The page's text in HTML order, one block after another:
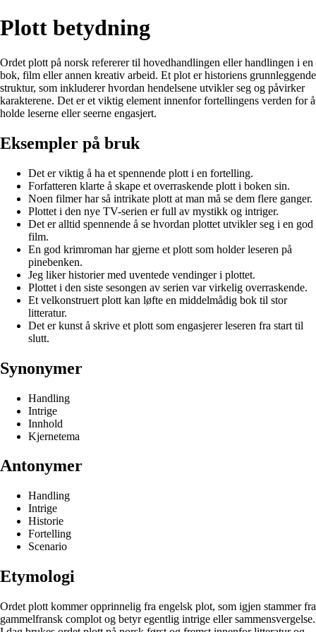
Plott betydning
Ordet plott på norsk refererer til hovedhandlingen eller handlingen i en
bok, film eller annen kreativ arbeid. Et plot er historiens grunnleggende
struktur, som inkluderer hvordan hendelsene utvikler seg og påvirker
karakterene. Det er et viktig element innenfor fortellingens verden for å
holde leserne eller seerne engasjert.
Eksempler på bruk
Det er viktig å ha et spennende plott i en fortelling.
Forfatteren klarte å skape et overraskende plott i boken sin.
Noen filmer har så intrikate plott at man må se dem flere ganger.
Plottet i den nye TV-serien er full av mystikk og intriger.
Det er alltid spennende å se hvordan plottet utvikler seg i en god
film.
En god krimroman har gjerne et plott som holder leseren på
pinebenken.
Jeg liker historier med uventede vendinger i plottet.
Plottet i den siste sesongen av serien var virkelig overraskende.
Et velkonstruert plott kan løfte en middelmådig bok til stor
litteratur.
Det er kunst å skrive et plott som engasjerer leseren fra start til
slutt.
Synonymer
Handling
Intrige
Innhold
Kjernetema
Antonymer
Handling
Intrige
Historie
Fortelling
Scenario
Etymologi
Ordet plott kommer opprinnelig fra engelsk plot, som igjen stammer fra
gammelfransk complot og betyr egentlig intrige eller sammensvergelse.